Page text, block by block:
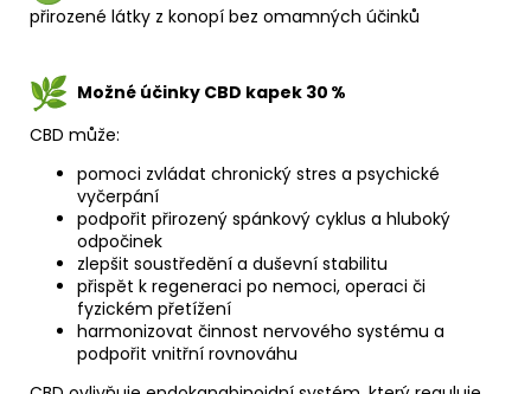
přirozené látky z konopí bez omamných účinků
Možné účinky CBD kapek 30 %
CBD může:
pomoci zvládat chronický stres a psychické
vyčerpání
podpořit přirozený spánkový cyklus a hluboký
odpočinek
zlepšit soustředění a duševní stabilitu
přispět k regeneraci po nemoci, operaci či
fyzickém přetížení
harmonizovat činnost nervového systému a
podpořit vnitřní rovnováhu